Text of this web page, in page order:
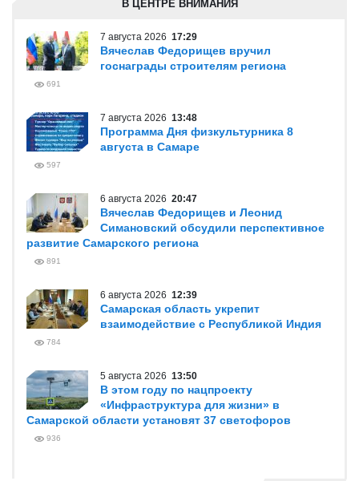
В ЦЕНТРЕ ВНИМАНИЯ
7 августа 2026 17:29
Вячеслав Федорищев вручил
госнаграды строителям региона
691
7 августа 2026 13:48
Программа Дня физкультурника 8
августа в Самаре
597
6 августа 2026 20:47
Вячеслав Федорищев и Леонид
Симановский обсудили перспективное
развитие Самарского региона
891
6 августа 2026 12:39
Самарская область укрепит
взаимодействие с Республикой Индия
784
5 августа 2026 13:50
В этом году по нацпроекту
«Инфраструктура для жизни» в
Самарской области установят 37 светофоров
936